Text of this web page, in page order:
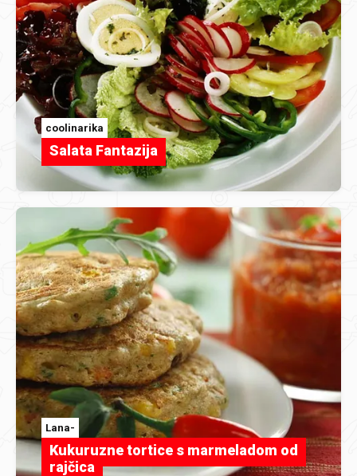
coolinarika
Salata Fantazija
Lana-
Kukuruzne tortice s marmeladom od
rajčica